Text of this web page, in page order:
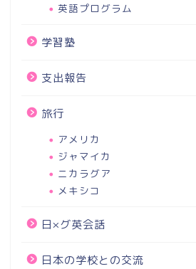
英語プログラム
学習塾
支出報告
旅行
アメリカ
ジャマイカ
ニカラグア
メキシコ
日×グ英会話
日本の学校との交流